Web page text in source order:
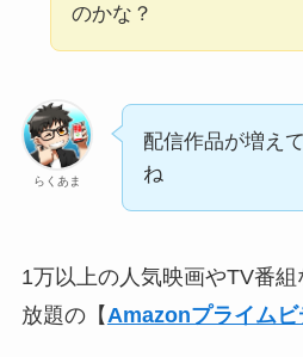
のかな？
らくあま
配信作品が増え
ね
1万以上の人気映画やTV番
放題の【Amazonプライムビ